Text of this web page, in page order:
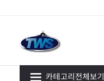
카테고리전체보기